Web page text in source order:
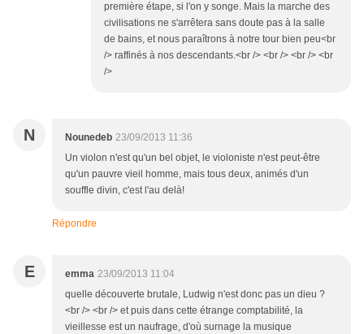
première étape, si l'on y songe. Mais la marche des
civilisations ne s'arrêtera sans doute pas à la salle
de bains, et nous paraîtrons à notre tour bien peu<br
/> raffinés à nos descendants.<br /> <br /> <br /> <br
/>
N Nounedeb 23/09/2013 11:36
Un violon n'est qu'un bel objet, le violoniste n'est peut-être
qu'un pauvre vieil homme, mais tous deux, animés d'un
souffle divin, c'est l'au delà!
Répondre
E emma 23/09/2013 11:04
quelle découverte brutale, Ludwig n'est donc pas un dieu ?
<br /> <br /> et puis dans cette étrange comptabilité, la
vieillesse est un naufrage, d'où surnage la musique